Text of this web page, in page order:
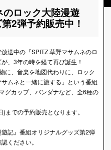
のロック大陸漫遊
2弾予約販売中！
送中の『SPITZ 草野マサムネのロ
、3年の時を経て再び誕生！
に、音楽を地図代わりに、ロック
ムネと一緒に旅する」という番組
グカップ、バンダナなど、全6種の
までの予約販売となります。
遊記』番組オリジナルグッズ第2弾
ください。